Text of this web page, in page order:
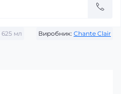
625 мл Виробник: Chante Clair